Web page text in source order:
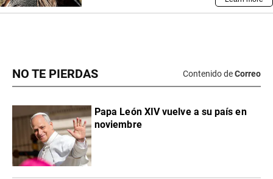
NO TE PIERDAS Contenido deCorreo
Papa León XIV vuelve a su país en
noviembre